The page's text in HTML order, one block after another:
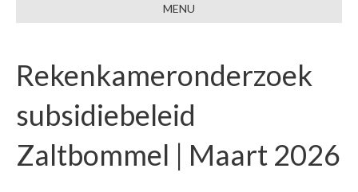
MENU
Rekenkameronderzoek
subsidiebeleid
Zaltbommel | Maart 2026